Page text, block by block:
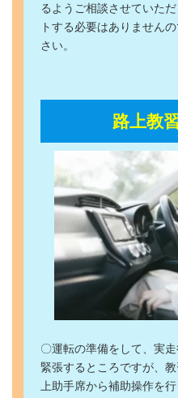
るようご相談させていた
トする必要はありません
さい。
路上教
〇運転の準備をして、実
緊張するところですが、
上助手席から補助操作を